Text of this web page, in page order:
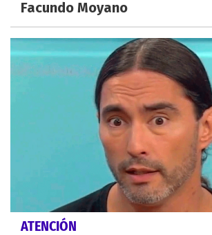
Facundo Moyano
ATENCIÓN